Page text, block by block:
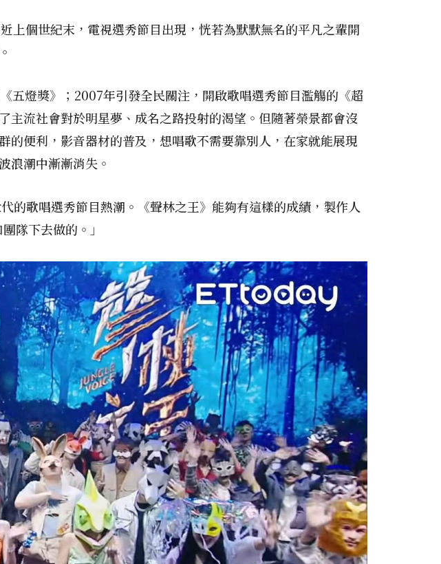
上個世紀末，電視選秀節目出現，恍若為默默無名的平凡之輩開
五燈獎》；2007年引發全民關注，開啟歌唱選秀節目濫觴的《超
流社會對於明星夢、成名之路投射的渴望。但隨著榮景都會沒
便利，影音器材的普及，想唱歌不需要靠別人，在家就能展現
浪潮中漸漸消失。
的歌唱選秀節目熱潮。《聲林之王》能夠有這樣的成績，製作人
隊下去做的。」